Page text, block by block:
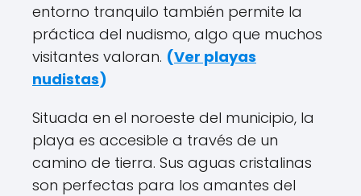
entorno tranquilo también permite la
práctica del nudismo, algo que muchos
visitantes valoran. (Ver playas
nudistas)
Situada en el noroeste del municipio, la
playa es accesible a través de un
camino de tierra. Sus aguas cristalinas
son perfectas para los amantes del